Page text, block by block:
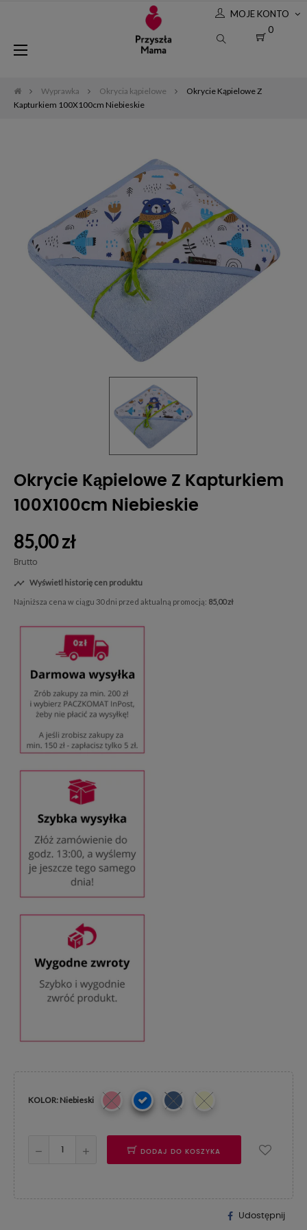
MOJE KONTO
0
Toggle
☰
Wyprawka Okrycia kąpielowe
Okrycie Kąpielowe Z
Kapturkiem 100X100cm Niebieskie
Okrycie Kąpielowe Z Kapturkiem
100X100cm Niebieskie
85,00 zł
Brutto
 Wyświetl historię cen produktu
Najniższa cena w ciągu 30 dni przed aktualną promocją: 85,00 zł
KOLOR: Niebieski
DODAJ DO KOSZYKA
Udostępnij